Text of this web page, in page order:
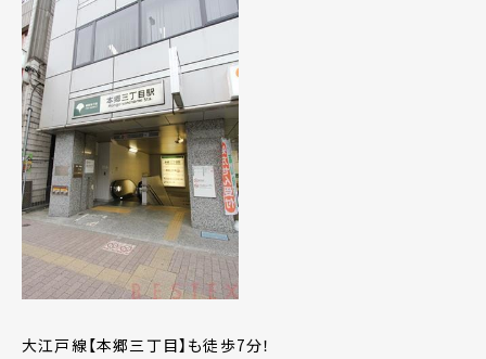
大江戸線【本郷三丁目】も徒歩7分！